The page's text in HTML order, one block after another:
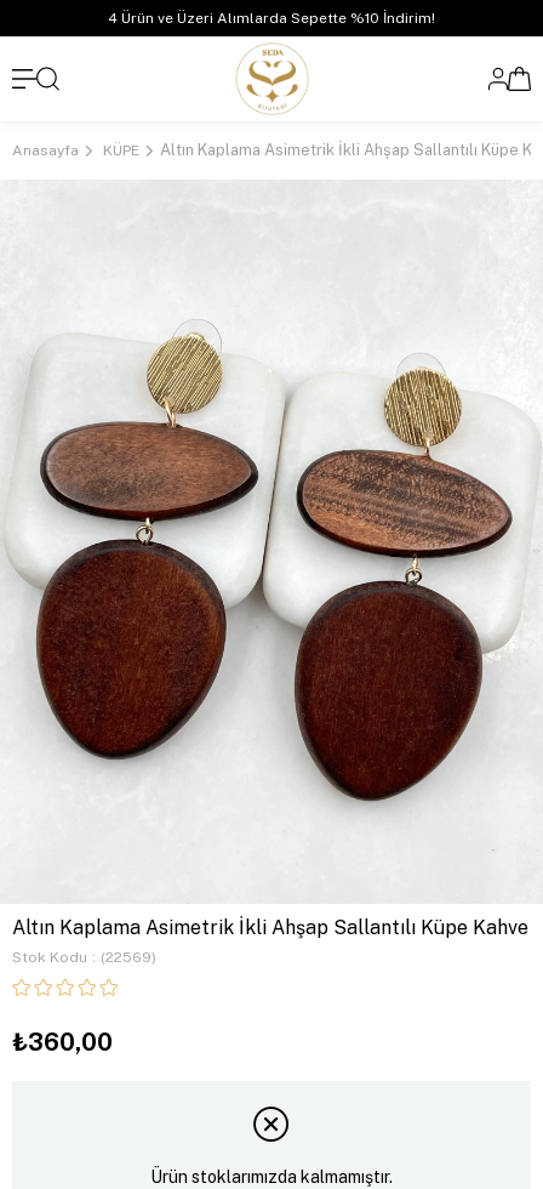
4 Ürün ve Üzeri Alımlarda Sepette %10 İndirim!
Anasayfa KÜPE Altın Kaplama Asimetrik İkli Ahşap Sallantılı Küpe
Altın Kaplama Asimetrik İkli Ahşap Sallantılı Küpe Kahve
Stok Kodu (22569)
₺360,00
Ürün stoklarımızda kalmamıştır.